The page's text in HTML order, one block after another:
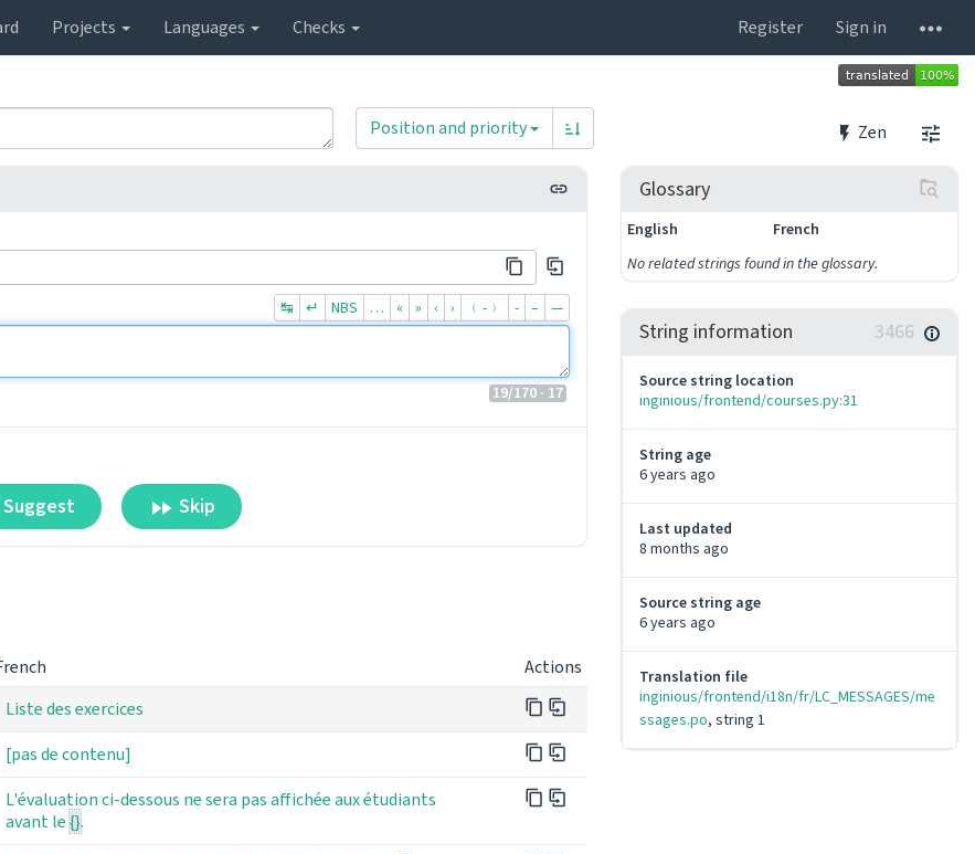
Projects Languages Checks Register Sign in
Zen
Position and priority
↹ ↵ NBS … « » ‹ › ﹙-﹚ ‐ – —
19/170 · 17
Suggest Skip
Actions
Liste des exercices
[pas de contenu]
L'évaluation ci-dessous ne sera pas affichée aux étudiants
avant le{}.
Glossary
English
French
No related strings found in the glossary.
3466
String information
Source string location
inginious/frontend/courses.py:31
String age
6 years ago
Last updated
8 months ago
Source string age
6 years ago
Translation file
inginious/frontend/i18n/fr/LC_MESSAGES/me
ssages.po, string 1